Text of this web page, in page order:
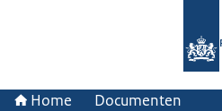
Home Documenten